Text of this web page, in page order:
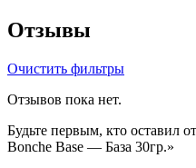
Отзывы
Очистить фильтры
Отзывов пока нет.
Будьте первым, кто оставил
Bonche Base — База 30гр.»